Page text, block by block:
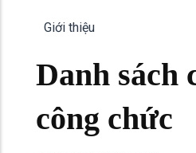
Giới thiệu
Danh sách
công chức